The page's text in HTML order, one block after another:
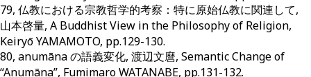
79, 仏教における宗教哲学的考察：特に原始仏教に関連して,
山本啓量, A Buddhist View in the Philosophy of Religion,
Keiryō YAMAMOTO, pp.129-130.
80, anumāna の語義変化, 渡辺文麿, Semantic Change of
“Anumāna”, Fumimaro WATANABE, pp.131-132.